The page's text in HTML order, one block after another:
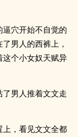
穴开始不自觉的
男人的西裤上，
个小女奴天赋异
男人推着文文走
，看见文文全都